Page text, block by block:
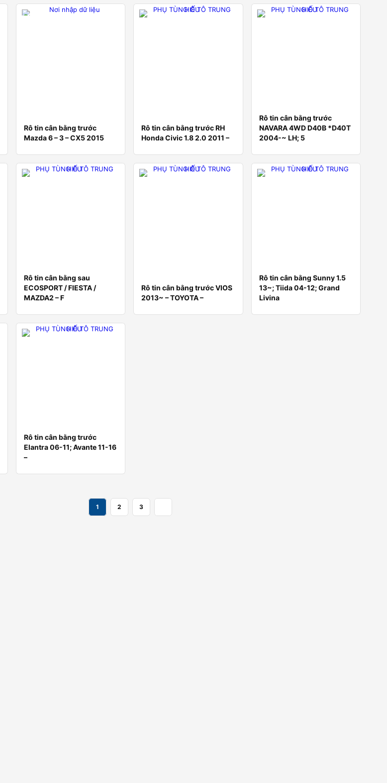
Rô tin cân bằng trước
Mazda 6 – 3 – CX5 2015
Rô tin cân bằng trước RH
Honda Civic 1.8 2.0 2011 –
Rô tin cân bằng trước
NAVARA 4WD D40B *D40T
2004-~ LH; 5
Rô tin cân bằng sau
ECOSPORT / FIESTA /
MAZDA2 – F
Rô tin cân bằng trước VIOS
2013~ – TOYOTA –
Rô tin cân bằng Sunny 1.5
13~; Tiida 04-12; Grand
Livina
Rô tin cân bằng trước
Elantra 06-11; Avante 11-16
–
1 2 3